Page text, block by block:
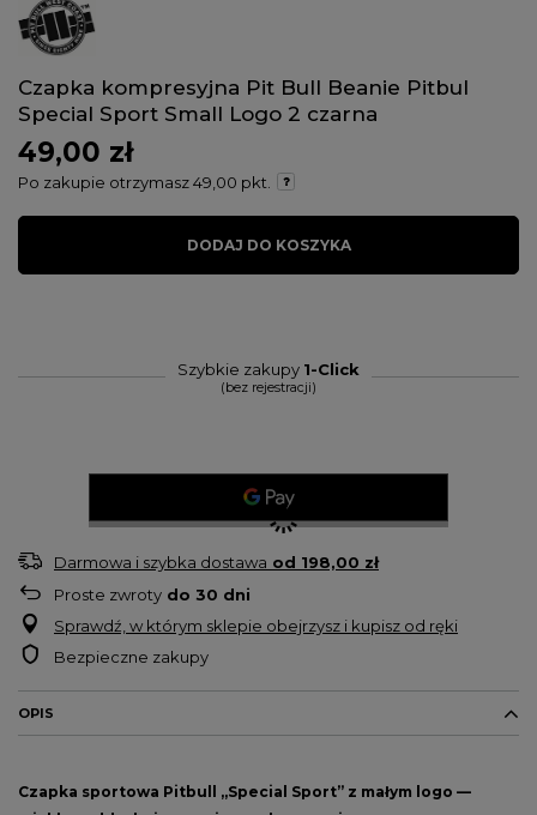
Czapka kompresyjna Pit Bull Beanie Pitbul
Special Sport Small Logo 2 czarna
49,00 zł
Po zakupie otrzymasz49,00 pkt.
DODAJ DO KOSZYKA
Szybkie zakupy 1-Click
(bez rejestracji)
Darmowa i szybka dostawa od 198,00 zł
Proste zwroty do 30 dni
Sprawdź, w którym sklepie obejrzysz i kupisz od ręki
Bezpieczne zakupy
OPIS
Czapka sportowa Pitbull „Special Sport” z małym logo —